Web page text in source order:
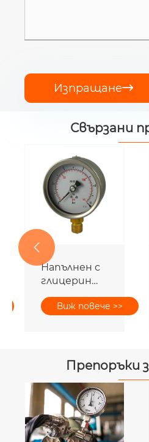
Изпращане
Свързани
Напълнен с
глицерин
Виж повече >>

Препоръки